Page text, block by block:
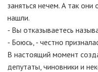
заняться нечем. А так
нашли.
- Вы отказываетесь
- Боюсь, - честно
В настоящий момент
депутаты, чиновники и